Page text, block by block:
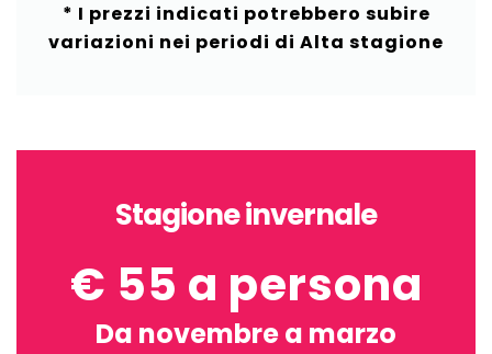
* I prezzi indicati potrebbero subire
variazioni nei periodi di Alta stagione
Stagione invernale
€ 55 a persona
Da novembre a marzo